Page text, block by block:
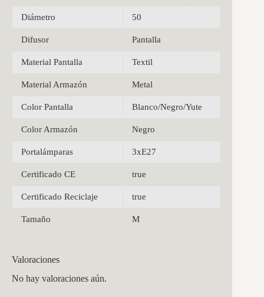
Diámetro 50
Difusor Pantalla
Material Pantalla Textil
Material Armazón Metal
Color Pantalla Blanco/Negro/Yute
Color Armazón Negro
Portalámparas 3xE27
Certificado CE true
Certificado Reciclaje true
Tamaño M
Valoraciones
No hay valoraciones aún.